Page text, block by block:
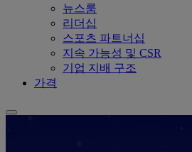
뉴스룸
리더십
스포츠 파트너십
지속 가능성 및 CSR
기업 지배 구조
가격